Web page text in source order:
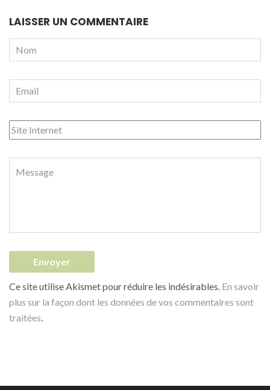
LAISSER UN COMMENTAIRE
Ce site utilise Akismet pour réduire les indésirables. En savoir
plus sur la façon dont les données de vos commentaires sont
traitées